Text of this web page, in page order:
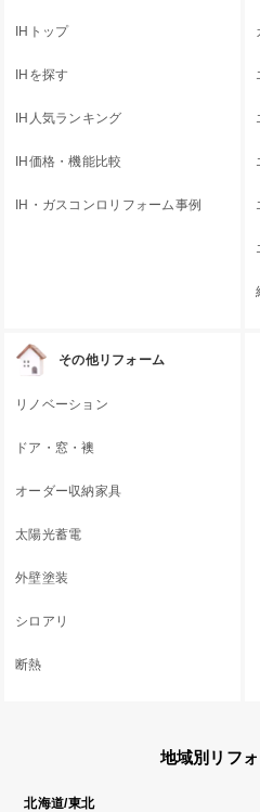
IHトップ
IHを探す
IH人気ランキング
IH価格・機能比較
IH・ガスコンロリフォーム事例
その他リフォーム
リノベーション
ドア・窓・襖
オーダー収納家具
太陽光蓄電
外壁塗装
シロアリ
断熱
地域別リフ
北海道/東北